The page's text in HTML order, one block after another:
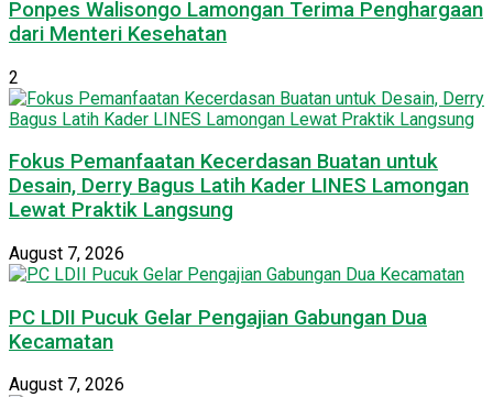
Ponpes Walisongo Lamongan Terima Penghargaan
dari Menteri Kesehatan
2
Fokus Pemanfaatan Kecerdasan Buatan untuk
Desain, Derry Bagus Latih Kader LINES Lamongan
Lewat Praktik Langsung
August 7, 2026
PC LDII Pucuk Gelar Pengajian Gabungan Dua
Kecamatan
August 7, 2026